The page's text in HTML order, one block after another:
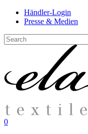
Skip
content
Händler-Login
Presse & Medien
search
0